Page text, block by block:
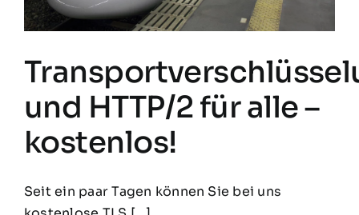
und HTTP/2 für alle –
kostenlos!
Seit ein paar Tagen können Sie bei uns